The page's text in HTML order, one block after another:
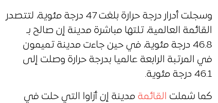
وسجلت أدرار درجة حرارة بلغت 47 درجة مئوية، لتتصدر
القائمة العالمية، تلتها مباشرة مدينة إن صالح بـ
46.8 درجة مئوية، في حين جاءت مدينة تميمون
في المرتبة الرابعة عالميا بدرجة حرارة وصلت إلى
46.1 درجة مئوية.
كما شملت القائمة مدينة إن أزاوا التي حلت في